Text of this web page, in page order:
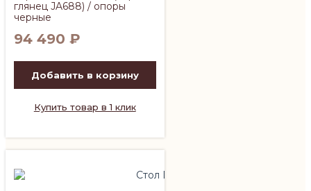
глянец JA688) / опоры
черные
94 490 ₽
Добавить в корзину
Купить товар в 1 клик